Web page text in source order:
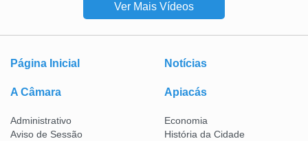
Ver Mais Vídeos
Página Inicial Notícias
A Câmara
Administrativo
Aviso de Sessão
Apiacás
Economia
História da Cidade